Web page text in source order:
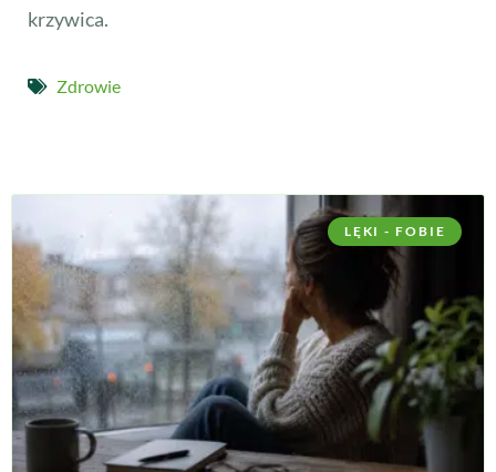
krzywica.
Zdrowie
LĘKI - FOBIE